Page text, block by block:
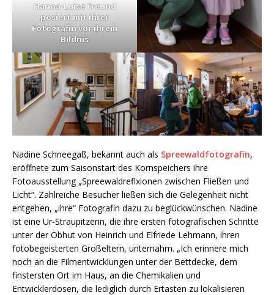
Hanna-Luise Freund
posiert mit ihrer
Fotografin vor ihrem
Bildnis
Nadine Schneegaß, bekannt auch als Spreewaldfotografin,
eröffnete zum Saisonstart des Kornspeichers ihre
Fotoausstellung „Spreewaldreflxionen zwischen Fließen und
Licht“. Zahlreiche Besucher ließen sich die Gelegenheit nicht
entgehen, „ihre“ Fotografin dazu zu beglückwünschen. Nadine
ist eine Ur-Straupitzerin, die ihre ersten fotografischen Schritte
unter der Obhut von Heinrich und Elfriede Lehmann, ihren
fotobegeisterten Großeltern, unternahm. „Ich erinnere mich
noch an die Filmentwicklungen unter der Bettdecke, dem
finstersten Ort im Haus, an die Chemikalien und
Entwicklerdosen, die lediglich durch Ertasten zu lokalisieren